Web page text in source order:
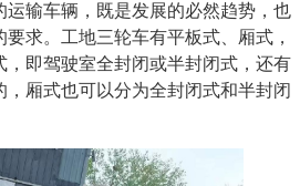
运输车辆，既是发展的必然趋势，也
求。工地三轮车有平板式、厢式，
，即驾驶室全封闭或半封闭式，还有
厢式也可以分为全封闭式和半封闭